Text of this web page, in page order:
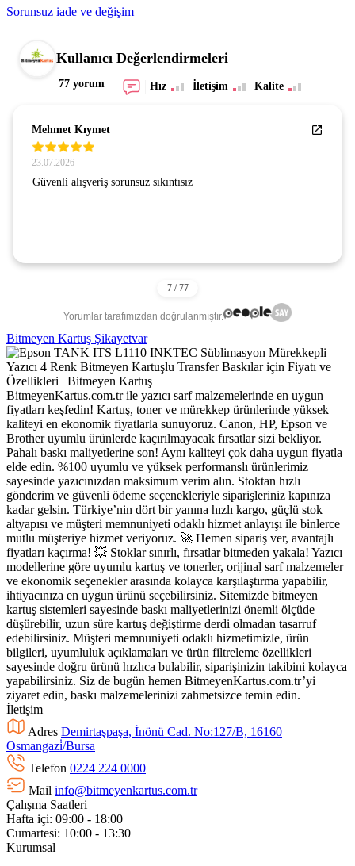
Sorunsuz iade ve değişim
Kullanıcı Değerlendirmeleri
77 yorum Hız İletişim Kalite
Mehmet Kıymet
23.07.2026
Güvenli alışveriş sorunsuz sıkıntısız
Yorumlar tarafımızdan doğrulanmıştır.
Bitmeyen Kartuş Şikayetvar
BitmeyenKartus.com.tr ile yazıcı sarf malzemelerinde en uygun
fiyatları keşfedin! Kartuş, toner ve mürekkep ürünlerinde yüksek
kaliteyi en ekonomik fiyatlarla sunuyoruz. Canon, HP, Epson ve
Brother uyumlu ürünlerde kaçırılmayacak fırsatlar sizi bekliyor.
Pahalı baskı maliyetlerine son! Aynı kaliteyi çok daha uygun fiyatla
elde edin. %100 uyumlu ve yüksek performanslı ürünlerimiz
sayesinde yazıcınızdan maksimum verim alın. Stoktan hızlı
gönderim ve güvenli ödeme seçenekleriyle siparişleriniz kapınıza
kadar gelsin. Türkiye’nin dört bir yanına hızlı kargo, güçlü stok
altyapısı ve müşteri memnuniyeti odaklı hizmet anlayışı ile binlerce
mutlu müşteriye hizmet veriyoruz. 🚀 Hemen sipariş ver, avantajlı
fiyatları kaçırma! 💥 Stoklar sınırlı, fırsatlar bitmeden yakala! Yazıcı
modellerine göre uyumlu kartuş ve tonerler, orijinal sarf malzemeler
ve ekonomik seçenekler arasında kolayca karşılaştırma yapabilir,
ihtiyacınıza en uygun ürünü seçebilirsiniz. Sitemizde bitmeyen
kartuş sistemleri sayesinde baskı maliyetlerinizi önemli ölçüde
düşürebilir, uzun süre kartuş değiştirme derdi olmadan tasarruf
edebilirsiniz. Müşteri memnuniyeti odaklı hizmetimizle, ürün
bilgileri, uyumluluk açıklamaları ve ürün filtreleme özellikleri
sayesinde doğru ürünü hızlıca bulabilir, siparişinizin takibini kolayca
yapabilirsiniz. Siz de bugün hemen BitmeyenKartus.com.tr’yi
ziyaret edin, baskı malzemelerinizi zahmetsizce temin edin.
İletişim
Adres Demirtaşpaşa, İnönü Cad. No:127/B, 16160
Osmangazi̇/Bursa
Telefon 0224 224 0000
Mail info@bitmeyenkartus.com.tr
Çalışma Saatleri
Hafta içi: 09:00 - 18:00
Cumartesi: 10:00 - 13:30
Kurumsal